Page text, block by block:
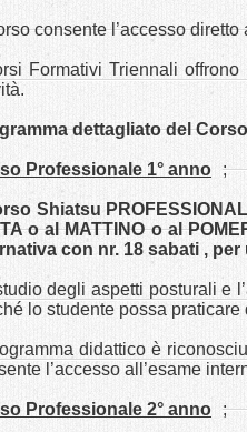
consente l’accesso
Formativi Triennali
dettagliato del
Professionale 1° anno ;
Shiatsu
o al MATTINO o al
con nr. 18 sabati ,
degli aspetti posturali e
lo studente possa
didattico è
l’accesso all’esame
Professionale 2° anno ;